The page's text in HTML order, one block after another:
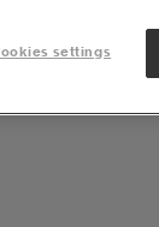
settings